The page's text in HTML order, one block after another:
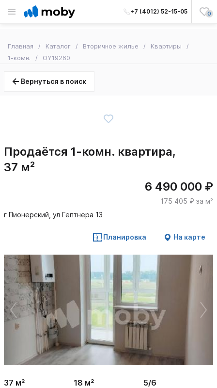
+7 (4012) 52-15-05 0
Главная Каталог Вторичное жилье
Квартиры
1-комн.
OY19260
Вернуться в поиск
Продаётся 1-комн. квартира,
37 м²
6 490 000 ₽
175 405 ₽ за м²
г Пионерский, ул Гептнера 13
Планировка На карте
/
14
37 м² 18 м² 5/6